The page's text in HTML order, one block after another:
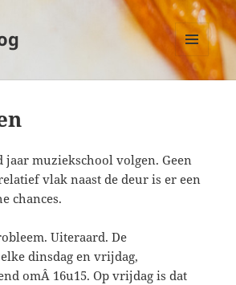
MENU
EN
muziekschool volgen. Geen
vlak naast de deur is er een
chances.
Uiteraard. De
dinsdag en vrijdag,
omÂ 16u15. Op vrijdag is dat